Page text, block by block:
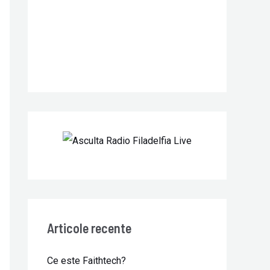
Articole recente
Ce este Faithtech?